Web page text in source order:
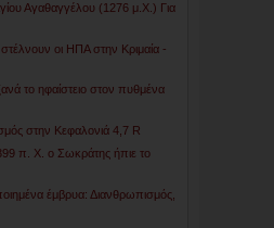
Αγαθαγγέλου (1276 μ.Χ.) Για
οι ΗΠΑ στην Κριμαία -
το ηφαίστειο στον πυθμένα
στην Κεφαλονιά 4,7 R
π. Χ. ο Σωκράτης ήπιε το
έμβρυα: Διανθρωπισμός,